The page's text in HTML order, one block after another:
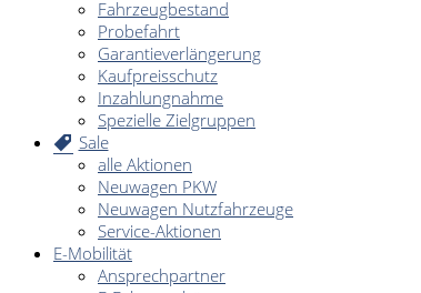
Fahrzeugbestand
Probefahrt
Garantieverlängerung
Kaufpreisschutz
Inzahlungnahme
Spezielle Zielgruppen
Sale
alle Aktionen
Neuwagen PKW
Neuwagen Nutzfahrzeuge
Service-Aktionen
E-Mobilität
Ansprechpartner